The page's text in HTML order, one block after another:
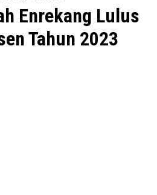
Enrekang Lulus
Tahun 2023